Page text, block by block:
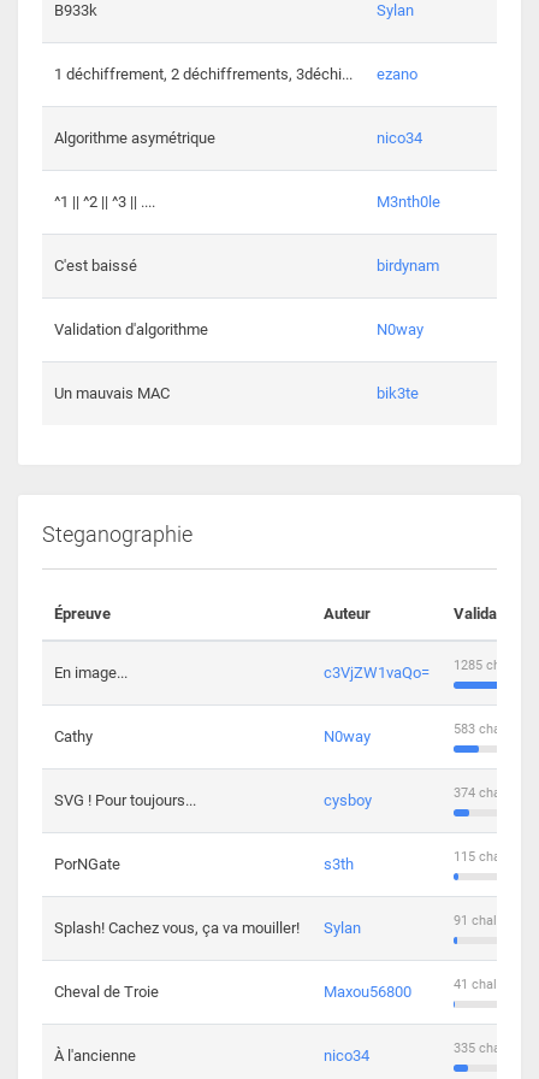
B933k Sylan
1 déchiffrement, 2 déchiffrements, 3déchi... ezano
Algorithme asymétrique nico34
^1 || ^2 || ^3 || .... M3nth0le
C'est baissé birdynam
Validation d'algorithme N0way
Un mauvais MAC bik3te
Steganographie
Épreuve Auteur Validations
En image... c3VjZW1vaQo= 1285
Cathy N0way 583
SVG ! Pour toujours... cysboy 374
PorNGate s3th 115
Splash! Cachez vous, ça va mouiller! Sylan 91
Cheval de Troie Maxou56800 41
À l'ancienne nico34 335